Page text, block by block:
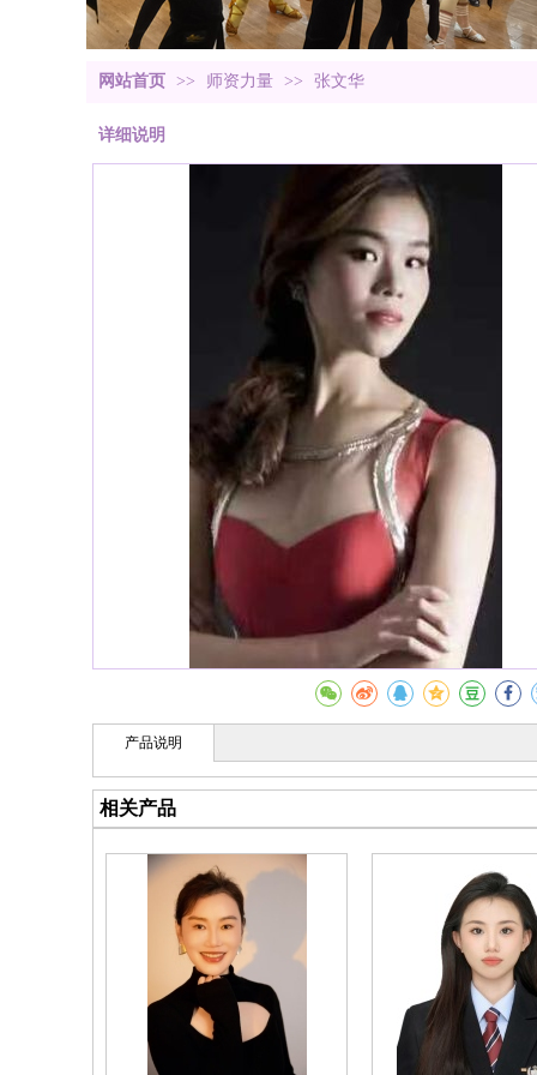
网站首页 >> 师资力量 >> 张文华
详细说明
产品说明
相关产品